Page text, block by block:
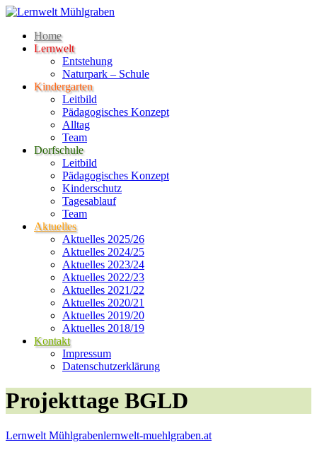
Home
Lernwelt
Entstehung
Naturpark – Schule
Kindergarten
Leitbild
Pädagogisches Konzept
Alltag
Team
Dorfschule
Leitbild
Pädagogisches Konzept
Kinderschutz
Tagesablauf
Team
Aktuelles
Aktuelles 2025/26
Aktuelles 2024/25
Aktuelles 2023/24
Aktuelles 2022/23
Aktuelles 2021/22
Aktuelles 2020/21
Aktuelles 2019/20
Aktuelles 2018/19
Kontakt
Impressum
Datenschutzerklärung
Projekttage BGLD
Lernwelt Mühlgrabenlernwelt-muehlgraben.at